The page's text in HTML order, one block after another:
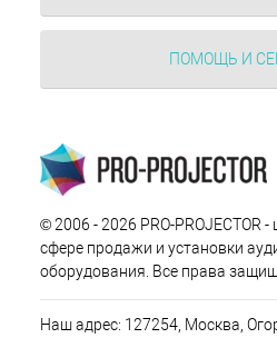
ПОМОЩЬ И
© 2006 - 2026 PRO-PROJECTOR
сфере продажи и установки
оборудования. Все права
Наш адрес: 127254, Москва,